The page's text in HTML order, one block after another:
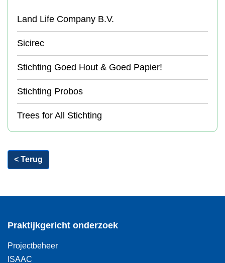
Land Life Company B.V.
Sicirec
Stichting Goed Hout & Goed Papier!
Stichting Probos
Trees for All Stichting
< Terug
Praktijkgericht onderzoek
Projectbeheer
ISAAC